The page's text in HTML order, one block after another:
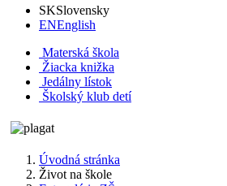
SKSlovensky
ENEnglish
Materská škola
Žiacka knižka
Jedálny lístok
Školský klub detí
Úvodná stránka
Život na škole